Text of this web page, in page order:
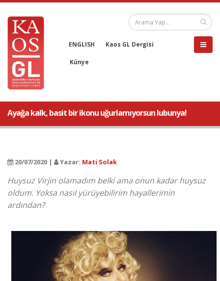
ENGLISH Kaos GL Dergisi
Künye
Ayağa kalk, basit bir ikonu uğurlamıyorsun lubunya!
20/07/2020 | Yazar: Mati Solak
Huysuz Virjin olamadım belki ama onun kadar huysuz
oldum. Yoksa nasıl yürüyebilirim hayallerimin
ardından?